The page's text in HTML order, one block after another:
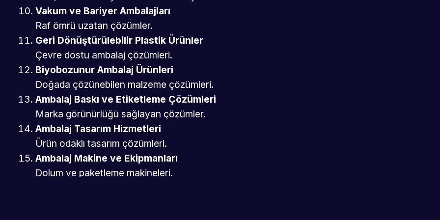
Vakum ve Bariyer Ambalajları
Raf ömrü uzatan çözümler.
Geri Dönüştürülebilir Plastik Ürünler
Çevre dostu ambalaj çözümleri.
Biyobozunur Ambalaj Ürünleri
Doğada çözünebilen malzeme çözümleri.
Ambalaj Baskı ve Etiketleme Çözümleri
Marka görünürlüğü sağlayan çözümler.
Ambalaj Tasarım Hizmetleri
Ürün odaklı tasarım çözümleri.
Ambalaj Makine ve Ekipmanları
Dolum ve paketleme makineleri.